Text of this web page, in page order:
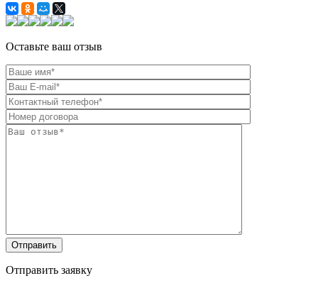
Оставьте ваш отзыв
Отправить заявку